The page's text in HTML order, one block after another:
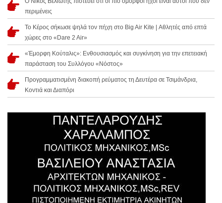
περιμένεις
Το Κέρος σήκωσε ψηλά τον πήχη στο Big Air Kite | Αθλητές από επτά
χώρες στο «Dare 2 Air»
«Έμορφη Κούταλις»: Ενθουσιασμός και συγκίνηση για την επετειακή
παράσταση του Συλλόγου «Νόστος»
Προγραμματισμένη διακοπή ρεύματος τη Δευτέρα σε Τσιμάνδρια,
Κοντιά και Διαπόρι